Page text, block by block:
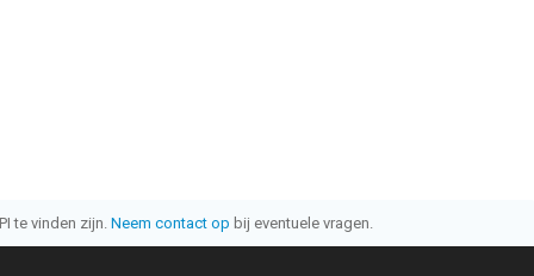
te vinden zijn. Neem contact op bij eventuele vragen.